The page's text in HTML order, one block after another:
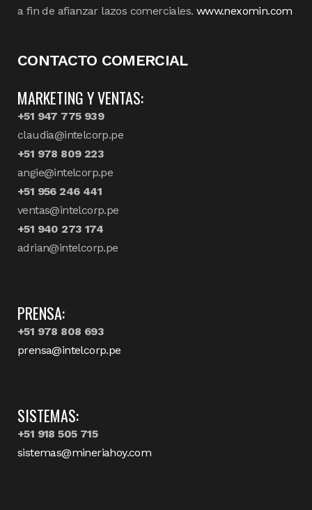
a fin de afianzar lazos comerciales. www.nexomin.com
CONTACTO COMERCIAL
MARKETING Y VENTAS:
+51 947 775 939
claudia@intelcorp.pe
+51 978 809 223
angie@intelcorp.pe
+51 956 246 441
ventas@intelcorp.pe
+51 940 273 174
adrian@intelcorp.pe
PRENSA:
+51 978 808 693
prensa@intelcorp.pe
SISTEMAS:
+51 918 505 715
sistemas@mineriahoy.com